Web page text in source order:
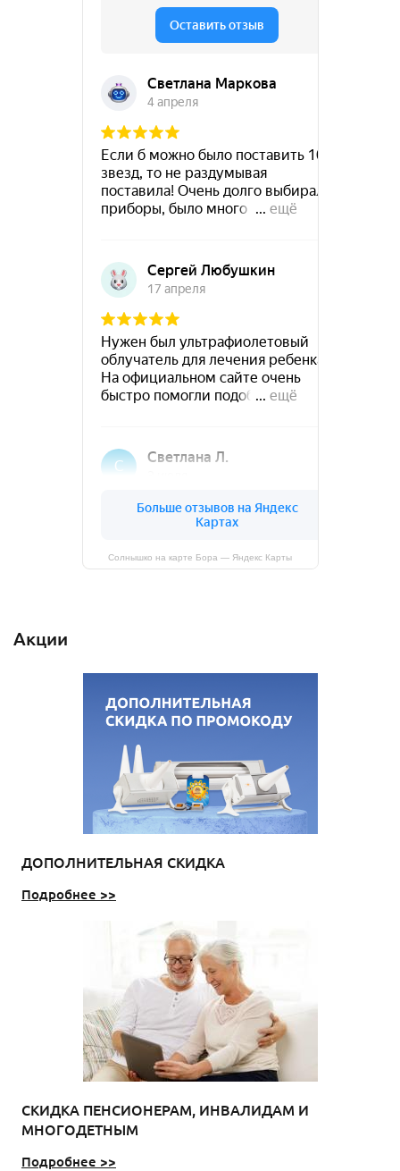
Солнышко на карте Бора — Яндекс Карты
Акции
ДОПОЛНИТЕЛЬНАЯ СКИДКА
Подробнее >>
СКИДКА ПЕНСИОНЕРАМ, ИНВАЛИДАМ И
МНОГОДЕТНЫМ
Подробнее >>